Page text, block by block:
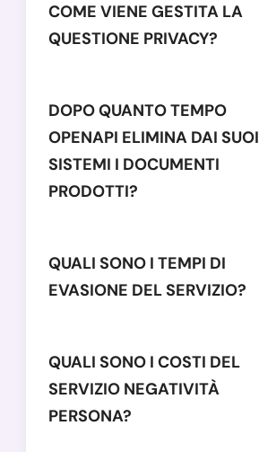
COME VIENE GESTITA LA
QUESTIONE PRIVACY?
DOPO QUANTO TEMPO
OPENAPI ELIMINA DAI SUOI
SISTEMI I DOCUMENTI
PRODOTTI?
QUALI SONO I TEMPI DI
EVASIONE DEL SERVIZIO?
QUALI SONO I COSTI DEL
SERVIZIO NEGATIVITÀ
PERSONA?